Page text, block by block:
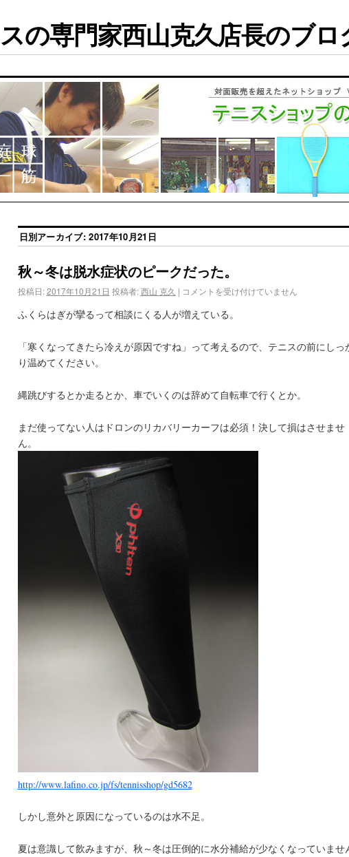
の専門家西山克久店長のブ
日別アーカイブ:2017年10月21日
秋～冬は脱水症状のピークだった。
投稿日: 2017年10月21日 投稿者: 西山 克久 | コメントを受け付けていません
ふくらはぎが攣るって相談にくる人が増えている。
「寒くなってきたら冷えが原因ですね」って考えるので、テニスの前にしっ
り温めてください。
縄跳びするとか走るとか、車でいくのは辞めて自転車で行くとか。
まだ使ってない人はドロンのリカバリーカーフは必須！決して損はさせませ
ん。
http://www.lafino.co.jp/fs/tennisshop/gd5682
しかし意外と原因になっているのは水不足。
夏は意識して飲みますが、秋～冬は圧倒的に水分補給が少なくなっていませ